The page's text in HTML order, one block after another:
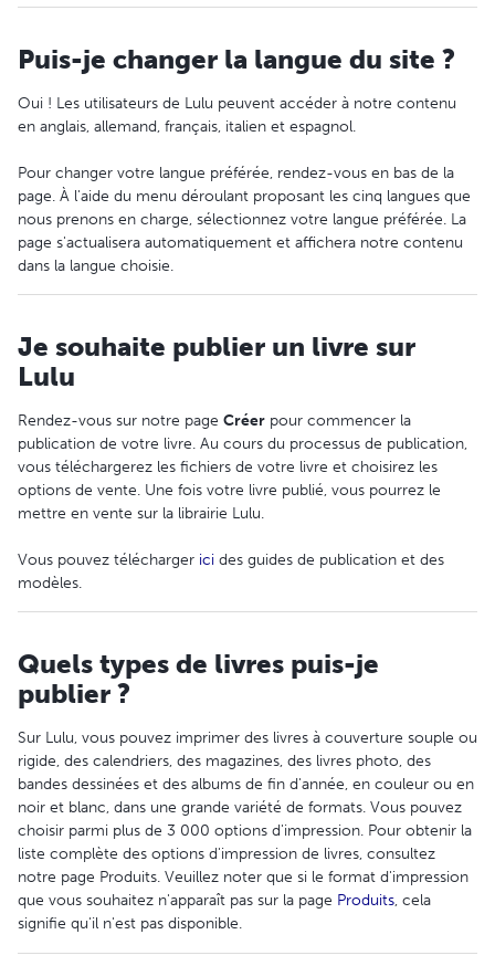
Puis-je changer la langue du site ?
Oui ! Les utilisateurs de Lulu peuvent accéder à notre contenu
en anglais, allemand, français, italien et espagnol.
Pour changer votre langue préférée, rendez-vous en bas de la
page. À l'aide du menu déroulant proposant les cinq langues que
nous prenons en charge, sélectionnez votre langue préférée. La
page s'actualisera automatiquement et affichera notre contenu
dans la langue choisie.
Je souhaite publier un livre sur
Lulu
Rendez-vous sur notre page Créer pour commencer la
publication de votre livre. Au cours du processus de publication,
vous téléchargerez les fichiers de votre livre et choisirez les
options de vente. Une fois votre livre publié, vous pourrez le
mettre en vente sur la librairie Lulu.
Vous pouvez télécharger ici des guides de publication et des
modèles.
Quels types de livres puis-je
publier ?
Sur Lulu, vous pouvez imprimer des livres à couverture souple ou
rigide, des calendriers, des magazines, des livres photo, des
bandes dessinées et des albums de fin d'année, en couleur ou en
noir et blanc, dans une grande variété de formats. Vous pouvez
choisir parmi plus de 3 000 options d'impression. Pour obtenir la
liste complète des options d'impression de livres, consultez
notre page Produits. Veuillez noter que si le format d'impression
que vous souhaitez n'apparaît pas sur la page Produits, cela
signifie qu'il n'est pas disponible.